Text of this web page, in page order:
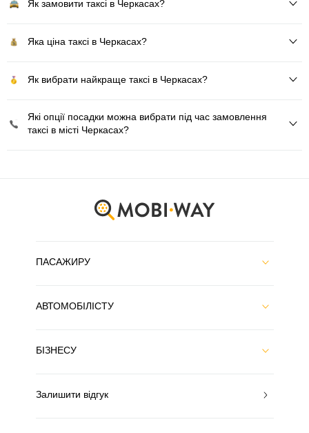
Як замовити таксі в Черкасах?
Яка ціна таксі в Черкасах?
Як вибрати найкраще таксі в Черкасах?
Які опції посадки можна вибрати під час замовлення
таксі в місті Черкасах?
ПАСАЖИРУ
АВТОМОБІЛІСТУ
БІЗНЕСУ
Залишити відгук